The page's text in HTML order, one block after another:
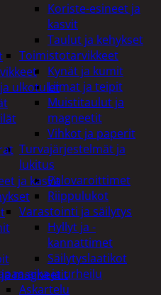
Koriste-esineet ja
kasvit
Taulut ja kehykset
Toimistotarvikkeet
Kynät ja kumit
Liimat ja teipit
Muistitaulut ja
magneetit
Vihkot ja paperit
Turvajärjestelmät ja
lukitus
Palovaroittimet
Riippulukot
Varastointi ja säilytys
Hyllyt ja -
kannattimet
Säilytyslaatikot
aika ja urheilu
Askartelu
ulkotulet
ja kasvit
magneetit